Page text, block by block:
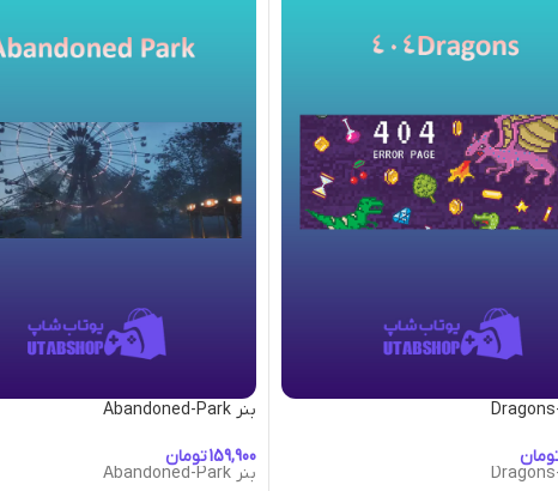
بنر Abandoned-Park
تومان
بنر Abandoned-Park